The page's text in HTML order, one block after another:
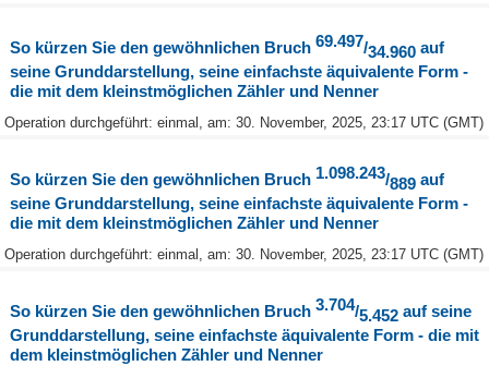
So kürzen Sie den gewöhnlichen Bruch 69.497/34.960auf
seine Grunddarstellung, seine einfachste äquivalente Form -
die mit dem kleinstmöglichen Zähler und Nenner
Operation durchgeführt: einmal, am: 30. November, 2025, 23:17 UTC (GMT)
So kürzen Sie den gewöhnlichen Bruch 1.098.243/889auf
seine Grunddarstellung, seine einfachste äquivalente Form -
die mit dem kleinstmöglichen Zähler und Nenner
Operation durchgeführt: einmal, am: 30. November, 2025, 23:17 UTC (GMT)
So kürzen Sie den gewöhnlichen Bruch 3.704/5.452auf seine
Grunddarstellung, seine einfachste äquivalente Form - die mit
dem kleinstmöglichen Zähler und Nenner